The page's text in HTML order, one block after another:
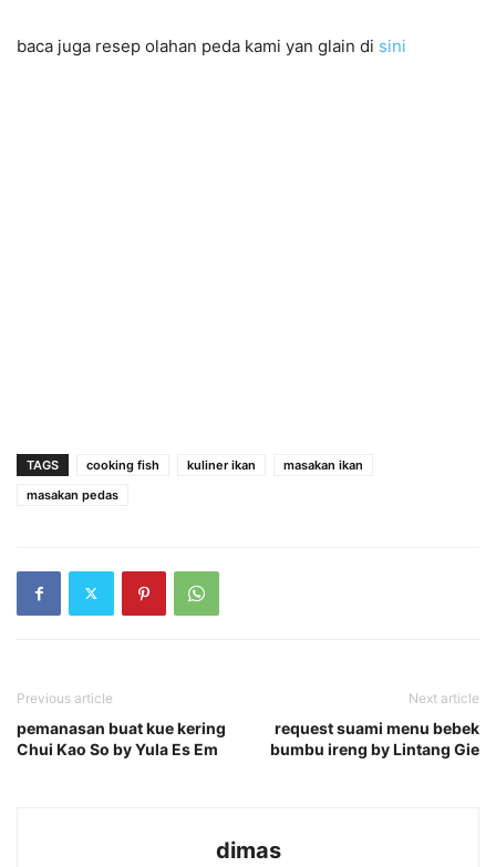
baca juga resep olahan peda kami yan glain di sini
TAGS cooking fish kuliner ikan
masakan ikan
masakan pedas
Previous article
pemanasan buat kue kering
Chui Kao So by Yula Es Em
Next article
request suami menu bebek
bumbu ireng by Lintang Gie
dimas